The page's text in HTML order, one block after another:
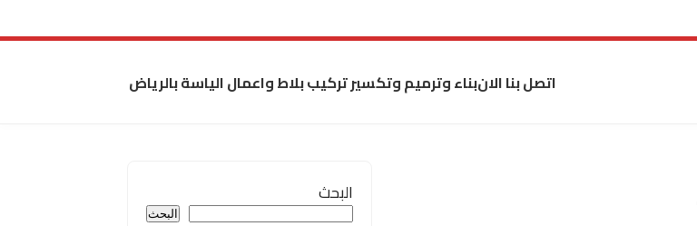
اتصل بنا الانبناء وترميم وتكسير تركيب بلاط واعمال الياسة بالرياض
البحث
البحث